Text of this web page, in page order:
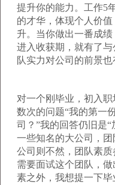
提升你的能力。工作5
的才华，体现个人价
升。当你做出一番成
进入收获期，就有了
队实力对公司的前景也
对一个刚毕业，初入
数次的问题“我的第一
司？”我的回答仍旧是“
一些知名的大公司，
公司则不然，团队素
需要面试这个团队，
素之外，我想提一下